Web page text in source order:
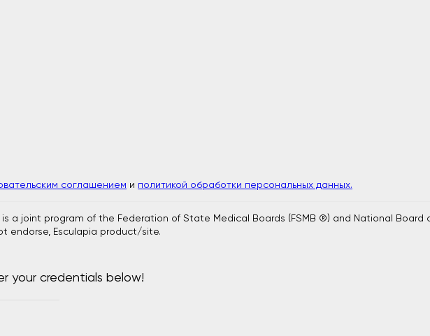
соглашением и политикой обработки персональных данных.
a joint program of the Federation of State Medical Boards (FSMB ®) and National Board
endorse, Esculapia product/site.
your credentials below!